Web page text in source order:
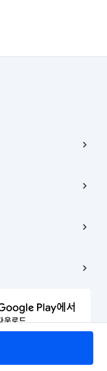
윈트리빌딩) B동 5층
, 8층 미소
자에게 있습니다.